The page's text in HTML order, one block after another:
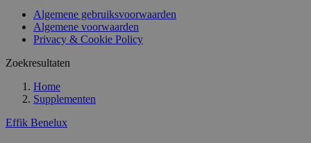
Algemene gebruiksvoorwaarden
Algemene voorwaarden
Privacy & Cookie Policy
Zoekresultaten
Home
Supplementen
Effik Benelux